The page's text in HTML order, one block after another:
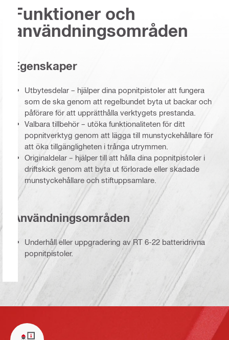
Funktioner och
användningsområden
Egenskaper
Utbytesdelar – hjälper dina popnitpistoler att fungera
som de ska genom att regelbundet byta ut backar och
påförare för att upprätthålla verktygets prestanda.
Valbara tillbehör – utöka funktionaliteten för ditt
popnitverktyg genom att lägga till munstyckehållare för
att öka tillgängligheten i trånga utrymmen.
Originaldelar – hjälper till att hålla dina popnitpistoler i
driftskick genom att byta ut förlorade eller skadade
munstyckehållare och stiftuppsamlare.
Användningsområden
Underhåll eller uppgradering av RT 6-22 batteridrivna
popnitpistoler.